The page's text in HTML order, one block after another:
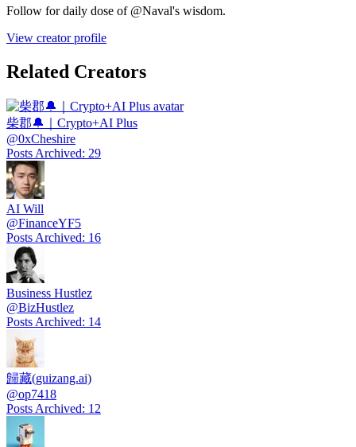
Follow for daily dose of @Naval's wisdom.
View creator profile
Related Creators
柴郡🔔｜Crypto+AI Plus
@0xCheshire
Posts Archived: 29
AI Will
@FinanceYF5
Posts Archived: 16
Business Hustlez
@BizHustlez
Posts Archived: 14
歸藏(guizang.ai)
@op7418
Posts Archived: 12